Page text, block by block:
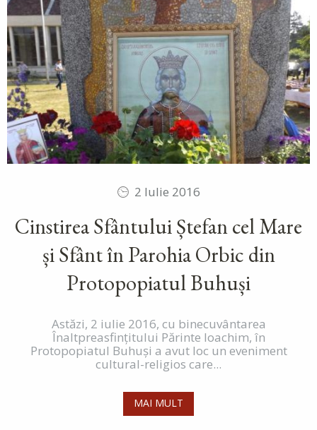
2 Iulie 2016
Cinstirea Sfântului Ștefan cel Mare
și Sfânt în Parohia Orbic din
Protopopiatul Buhuși
Astăzi, 2 iulie 2016, cu binecuvântarea
Înaltpreasfințitului Părinte Ioachim, în
Protopopiatul Buhuși a avut loc un eveniment
cultural-religios care...
MAI MULT